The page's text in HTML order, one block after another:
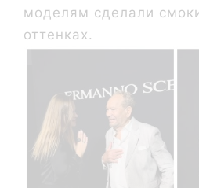
моделям сделали
оттенках.